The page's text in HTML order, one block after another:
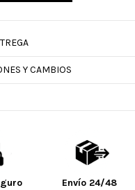
Y CAMBIOS
Envío 24/48